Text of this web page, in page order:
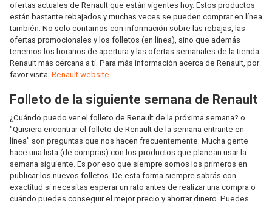
ofertas actuales de Renault que están vigentes hoy. Estos productos
están bastante rebajados y muchas veces se pueden comprar en línea
también. No solo contamos con información sobre las rebajas, las
ofertas promocionales y los folletos (en línea), sino que además
tenemos los horarios de apertura y las ofertas semanales de la tienda
Renault más cercana a ti. Para más información acerca de Renault, por
favor visita: Renault website
Folleto de la siguiente semana de Renault
¿Cuándo puedo ver el folleto de Renault de la próxima semana? o
"Quisiera encontrar el folleto de Renault de la semana entrante en
línea" son preguntas que nos hacen frecuentemente. Mucha gente
hace una lista (de compras) con los productos que planean usar la
semana siguiente. Es por eso que siempre somos los primeros en
publicar los nuevos folletos. De esta forma siempre sabrás con
exactitud si necesitas esperar un rato antes de realizar una compra o
cuándo puedes conseguir el mejor precio y ahorrar dinero. Puedes